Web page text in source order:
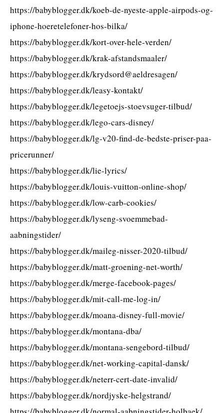
https://babyblogger.dk/koeb-de-nyeste-apple-airpods-og-
iphone-hoeretelefoner-hos-bilka/
https://babyblogger.dk/kort-over-hele-verden/
https://babyblogger.dk/krak-afstandsmaaler/
https://babyblogger.dk/krydsord@aeldresagen/
https://babyblogger.dk/leasy-kontakt/
https://babyblogger.dk/legetoejs-stoevsuger-tilbud/
https://babyblogger.dk/lego-cars-disney/
https://babyblogger.dk/lg-v20-find-de-bedste-priser-paa-
pricerunner/
https://babyblogger.dk/lie-lyrics/
https://babyblogger.dk/louis-vuitton-online-shop/
https://babyblogger.dk/low-carb-cookies/
https://babyblogger.dk/lyseng-svoemmebad-
aabningstider/
https://babyblogger.dk/maileg-nisser-2020-tilbud/
https://babyblogger.dk/matt-groening-net-worth/
https://babyblogger.dk/merge-facebook-pages/
https://babyblogger.dk/mit-call-me-log-in/
https://babyblogger.dk/moana-disney-full-movie/
https://babyblogger.dk/montana-dba/
https://babyblogger.dk/montana-sengebord-tilbud/
https://babyblogger.dk/net-working-capital-dansk/
https://babyblogger.dk/neterr-cert-date-invalid/
https://babyblogger.dk/nordjyske-helgstrand/